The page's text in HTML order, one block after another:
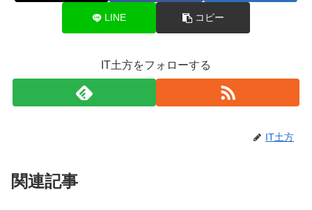
LINE コピー
IT土方をフォローする
IT土方
関連記事